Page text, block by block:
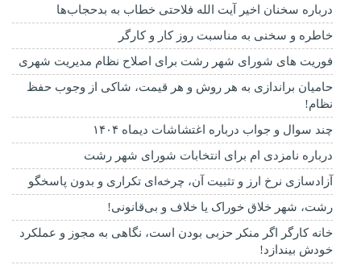
درباره سخنان اخیر آیت الله فلاحتی خطاب به بدحجاب‌ها
خاطره و سخنی به مناسبت روز کار و کارگر
فوریت های شورای شهر رشت برای اصلاح نظام مدیریت شهری
حامیان براندازی به هر روش و هر قیمت، شاکی از وجوب حفظ
نظام!
چند سوال و جواب درباره اغتشاشات دیماه ۱۴۰۴
درباره نامزدی ام برای انتخابات شورای شهر رشت
آزادسازی نرخ ارز و تثبیت آن، چرخه‌ای تکراری و بدون پاسخگو
رشت، شهر خلاق خوراک یا خلاف و بی‌قانونی!
خانه کارگر اگر منکر حزبی بودن است، نگاهی به مجوز و عملکرد
خودش بیندازد!